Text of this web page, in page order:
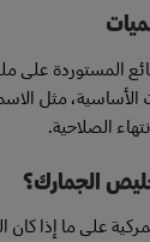
المستوردة
الأساسية، مثل
الصلاحية.
الجمارك؟
على ما إذا كان